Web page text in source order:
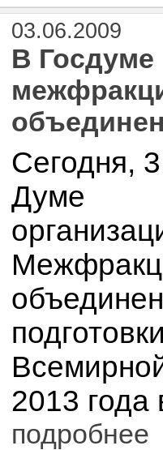
03.06.2009
В
Сегодня,
Думе
2013 года
подробнее